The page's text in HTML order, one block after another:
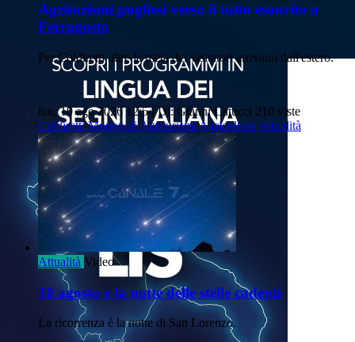
Agriturismi pugliesi verso il tutto esaurito a
Ferragosto
Per Coldiretti oltre la metà dei visitatori arrivano dall'estero.
lun, 10 ago 2026 12:54 Di: Gianni Catucci 210 viste
Coldiretti Monopoli AgriturismiAgricoltura Attualità
Attualità Video
10 agosto e la notte delle stelle cadenti
La ricorrenza è la notte di San Lorenzo.